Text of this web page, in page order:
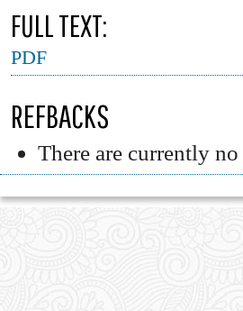
FULL TEXT:
PDF
REFBACKS
There are currently